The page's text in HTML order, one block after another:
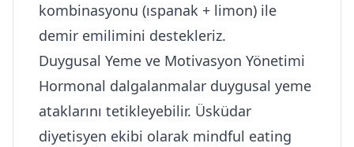
kombinasyonu (ıspanak + limon) ile
demir emilimini destekleriz.
Duygusal Yeme ve Motivasyon Yönetimi
Hormonal dalgalanmalar duygusal yeme
ataklarını tetikleyebilir. Üsküdar
diyetisyen ekibi olarak mindful eating